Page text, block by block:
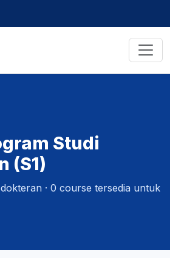
Studi
(S1)
· 0 course tersedia untuk